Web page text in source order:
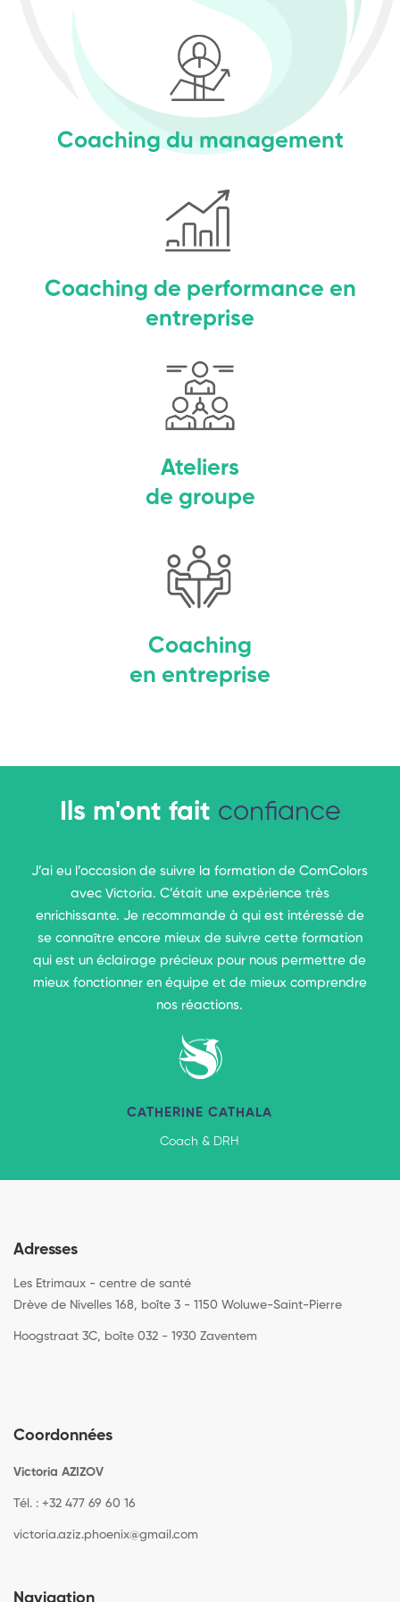
Coaching du management
Coaching de performance en
entreprise
Ateliers
de groupe
Coaching
en entreprise
Ils m'ont fait confiance
J’ai eu l’occasion de suivre la formation de ComColors
avec Victoria. C’était une expérience très
enrichissante. Je recommande à qui est intéressé de
se connaître encore mieux de suivre cette formation
qui est un éclairage précieux pour nous permettre de
mieux fonctionner en équipe et de mieux comprendre
nos réactions.
CATHERINE CATHALA
Coach & DRH
Adresses
Les Etrimaux - centre de santé
Drève de Nivelles 168, boîte 3 - 1150 Woluwe-Saint-Pierre
Hoogstraat 3C, boîte 032 - 1930 Zaventem
Coordonnées
Victoria AZIZOV
Tél. : +32 477 69 60 16
victoria.aziz.phoenix@gmail.com
Navigation